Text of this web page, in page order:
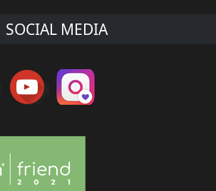
SOCIAL MEDIA